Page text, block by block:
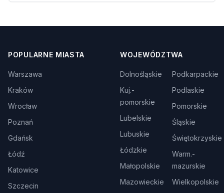
POPULARNE MIASTA
Warszawa
Kraków
Wrocław
Poznań
Gdańsk
Łódź
Katowice
Szczecin
WOJEWÓDZTWA
Dolnośląskie
Kuj.-
pomorskie
Lubelskie
Lubuskie
Łódzkie
Małopolskie
Mazowieckie
Podkarpackie
Podlaskie
Pomorskie
Śląskie
Świętokrzyskie
Warm.-
mazurskie
Wielkopolskie